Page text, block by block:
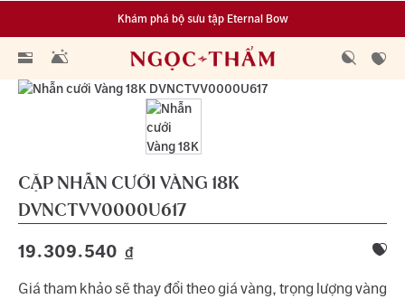
Khám phá bộ sưu tập Eternal Bow
Đa dạng lựa chọn tích luỹ từ 0.1 chỉ vàng 999.9
CẶP NHẪN CƯỚI VÀNG 18K
DVNCTVV0000U617
19.309.540 đ
Giá tham khảo sẽ thay đổi theo giá vàng, trọng lượng vàng